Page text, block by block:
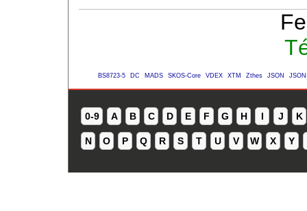
BS8723-5 DC MADS SKOS-Core VDEX XTM Zthes JSON
0-9 A B C D E F G H I J K
N O P Q R S T U V W X Y